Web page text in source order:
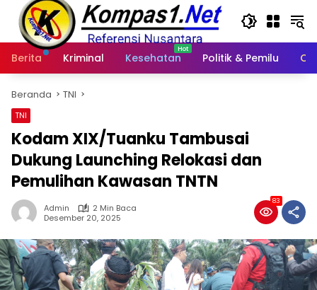
Langsung
konten
Berita
Kriminal Kesehatan Politik & Pemilu
Beranda TNI
TNI
Kodam XIX/Tuanku Tambusai
Dukung Launching Relokasi dan
Pemulihan Kawasan TNTN
Admin
2 Min Baca
Desember 20, 2025
83